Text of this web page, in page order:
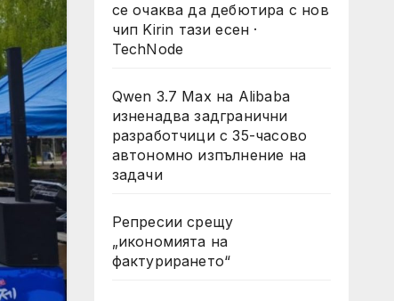
се очаква да дебютира с нов
чип Kirin тази есен ·
TechNode
Qwen 3.7 Max на Alibaba
изненадва задгранични
разработчици с 35-часово
автономно изпълнение на
задачи
Репресии срещу
„икономията на
фактурирането“